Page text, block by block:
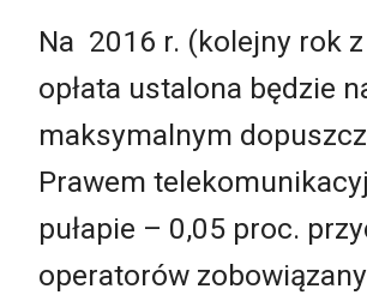
Na 2016 r. (kolejny rok
opłata ustalona będzie
maksymalnym
Prawem
pułapie – 0,05 proc.
operatorów